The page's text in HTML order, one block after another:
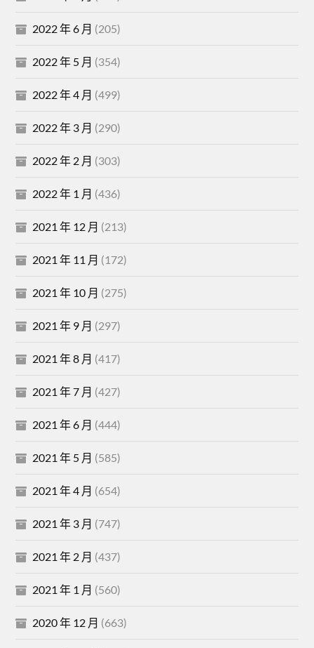
2022 年 6 月 (205)
2022 年 5 月 (354)
2022 年 4 月 (499)
2022 年 3 月 (290)
2022 年 2 月 (303)
2022 年 1 月 (436)
2021 年 12 月 (213)
2021 年 11 月 (172)
2021 年 10 月 (275)
2021 年 9 月 (297)
2021 年 8 月 (417)
2021 年 7 月 (427)
2021 年 6 月 (444)
2021 年 5 月 (585)
2021 年 4 月 (654)
2021 年 3 月 (747)
2021 年 2 月 (437)
2021 年 1 月 (560)
2020 年 12 月 (663)